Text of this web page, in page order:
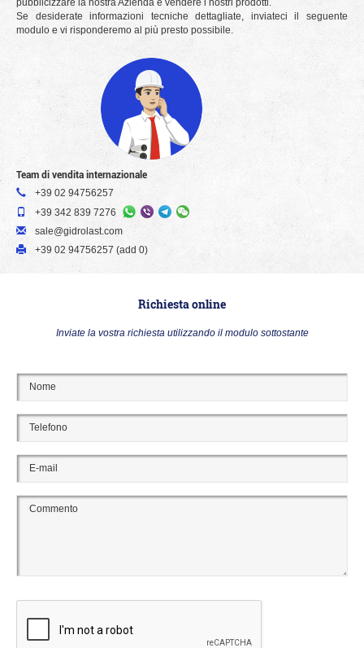
pubblicizzare la nostra Azienda e vendere i nostri prodotti.
Se desiderate informazioni tecniche dettagliate, inviateci il seguente
modulo e vi risponderemo al più presto possibile.
Team di vendita internazionale
+39 02 94756257
+39 342 839 7276
sale@gidrolast.com
+39 02 94756257 (add 0)
Richiesta online
Inviate la vostra richiesta utilizzando il modulo sottostante